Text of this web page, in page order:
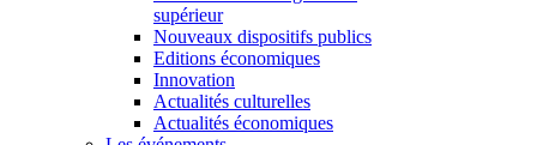
supérieur
Nouveaux dispositifs publics
Editions économiques
Innovation
Actualités culturelles
Actualités économiques